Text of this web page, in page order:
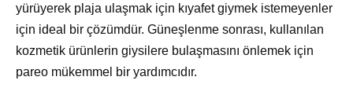
yürüyerek plaja ulaşmak için kıyafet giymek istemeyenler
için ideal bir çözümdür. Güneşlenme sonrası, kullanılan
kozmetik ürünlerin giysilere bulaşmasını önlemek için
pareo mükemmel bir yardımcıdır.